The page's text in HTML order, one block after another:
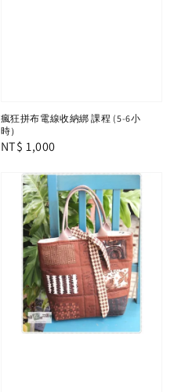
瘋狂拼布電線收納綁 課程 (5-6小
時）
Regular
NT$ 1,000